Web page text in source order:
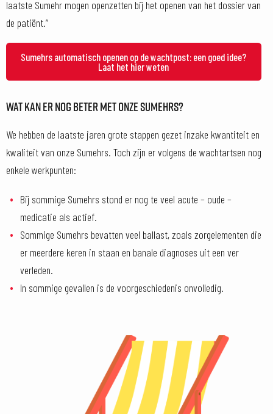
laatste Sumehr mogen openzetten bij het openen van het dossier van
de patiënt.”
Sumehrs automatisch openen op de wachtpost: een goed idee?
Laat het hier weten
WAT KAN ER NOG BETER MET ONZE SUMEHRS?
We hebben de laatste jaren grote stappen gezet inzake kwantiteit en
kwaliteit van onze Sumehrs. Toch zijn er volgens de wachtartsen nog
enkele werkpunten:
Bij sommige Sumehrs stond er nog te veel acute – oude –
medicatie als actief.
Sommige Sumehrs bevatten veel ballast, zoals zorgelementen die
er meerdere keren in staan en banale diagnoses uit een ver
verleden.
In sommige gevallen is de voorgeschiedenis onvolledig.